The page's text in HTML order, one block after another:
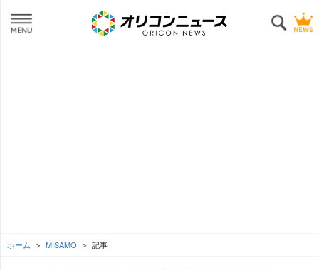
ホーム MISAMO 記事